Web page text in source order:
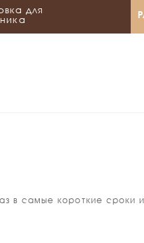
для
в самые короткие сроки